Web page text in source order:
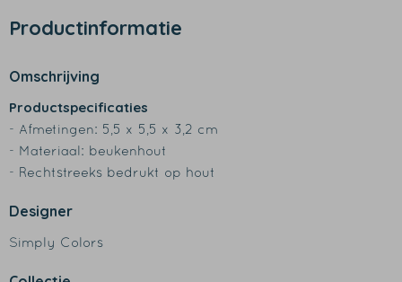
Productinformatie
Omschrijving
Productspecificaties
- Afmetingen: 5,5 x 5,5 x 3,2 cm
- Materiaal: beukenhout
- Rechtstreeks bedrukt op hout
Designer
Simply Colors